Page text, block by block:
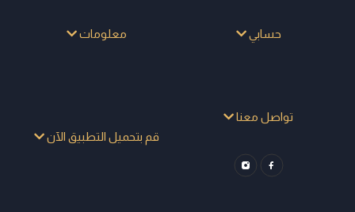
حسابي معلومات
تواصل معنا
قم بتحميل التطبيق الآن